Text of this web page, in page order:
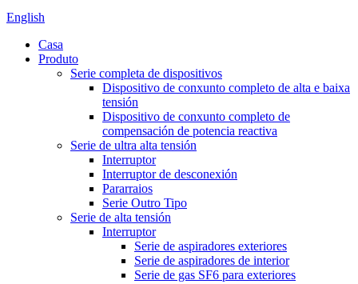
English
Casa
Produto
Serie completa de dispositivos
Dispositivo de conxunto completo de alta e baixa
tensión
Dispositivo de conxunto completo de
compensación de potencia reactiva
Serie de ultra alta tensión
Interruptor
Interruptor de desconexión
Pararraios
Serie Outro Tipo
Serie de alta tensión
Interruptor
Serie de aspiradores exteriores
Serie de aspiradores de interior
Serie de gas SF6 para exteriores